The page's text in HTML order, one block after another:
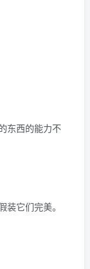
东西的能力不
它们完美。